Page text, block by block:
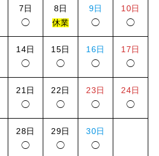
7日
◯
8日
休業
9日
◯
10日
◯
14日
◯
15日
◯
16日
◯
17日
◯
21日
◯
22日
◯
23日
◯
24日
◯
28日
◯
29日
◯
30日
◯